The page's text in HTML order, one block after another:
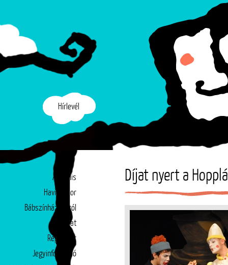
Hírlevél
Aktuális
Havi műsor
Bábszínházunkról
Társulat
Repertoár
Jegyinformáció
Díjat nyert a